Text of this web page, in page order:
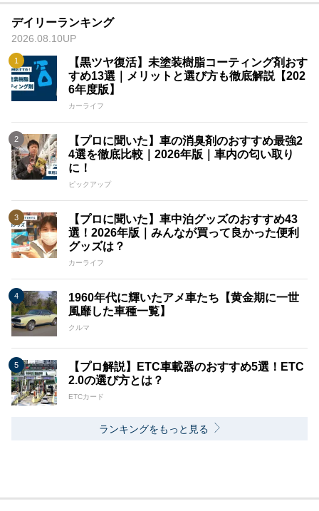
デイリーランキング
2026.08.10UP
【黒ツヤ復活】未塗装樹脂コーティング剤おす
すめ13選｜メリットと選び方も徹底解説【202
6年度版】
カーライフ
【プロに聞いた】車の消臭剤のおすすめ最強2
4選を徹底比較｜2026年版｜車内の匂い取り
に！
ピックアップ
【プロに聞いた】車中泊グッズのおすすめ43
選！2026年版｜みんなが買って良かった便利
グッズは？
カーライフ
1960年代に輝いたアメ車たち【黄金期に一世
風靡した車種一覧】
クルマ
【プロ解説】ETC車載器のおすすめ5選！ETC
2.0の選び方とは？
ETCカード
ランキングをもっと見る